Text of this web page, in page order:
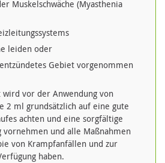
Muskelschwäche (Myasthenia
leiden oder
Gebiet vorgenommen
vor der Anwendung von
2 ml grundsätzlich auf eine gute
achten und eine sorgfältige
vornehmen und alle Maßnahmen
von Krampfanfällen und zur
haben.